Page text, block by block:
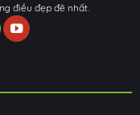
điều đẹp đẽ nhất.